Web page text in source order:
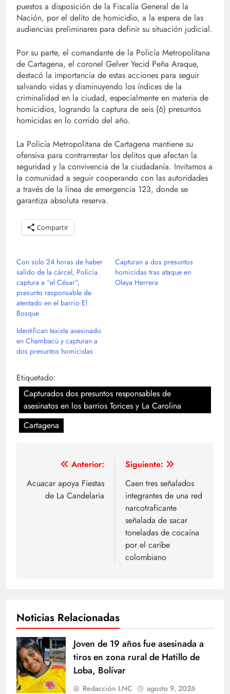
puestos a disposición de la Fiscalía General de la
Nación, por el delito de homicidio, a la espera de las
audiencias preliminares para definir su situación judicial.
Por su parte, el comandante de la Policía Metropolitana
de Cartagena, el coronel Gelver Yecid Peña Araque,
destacó la importancia de estas acciones para seguir
salvando vidas y disminuyendo los índices de la
criminalidad en la ciudad, especialmente en materia de
homicidios, logrando la captura de seis (6) presuntos
homicidas en lo corrido del año.
La Policía Metropolitana de Cartagena mantiene su
ofensiva para contrarrestar los delitos que afectan la
seguridad y la convivencia de la ciudadanía. Invitamos a
la comunidad a seguir cooperando con las autoridades
a través de la línea de emergencia 123, donde se
garantiza absoluta reserva.
Compartir
Con solo 24 horas de haber
salido de la cárcel, Policía
captura a “el César”,
presunto responsable de
atentado en el barrio El
Bosque
Capturan a dos presuntos
homicidas tras ataque en
Olaya Herrera
Identifican taxista asesinado
en Chambacú y capturan a
dos presuntos homicidas
Etiquetado:
Capturados dos presuntos responsables de
asesinatos en los barrios Torices y La Carolina
Cartagena
Navegación
de
entradas
Anterior:
Acuacar apoya Fiestas
de La Candelaria
Siguiente:
Caen tres señalados
integrantes de una red
narcotraficante
señalada de sacar
toneladas de cocaína
por el caribe
colombiano
Noticias Relacionadas
Joven de 19 años fue asesinada a
tiros en zona rural de Hatillo de
Loba, Bolívar
Redacción LNC agosto 9, 2026